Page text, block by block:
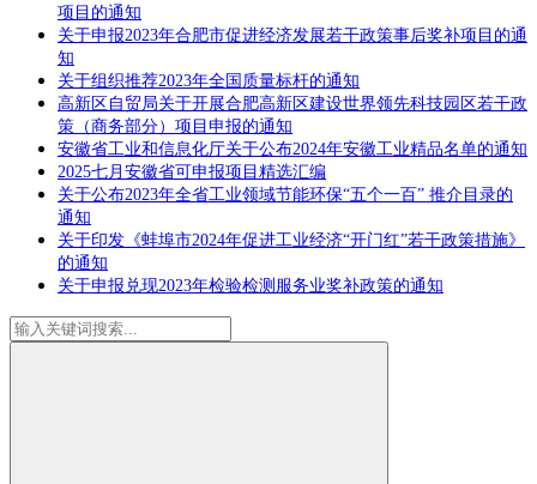
项目的通知
关于申报2023年合肥市促进经济发展若干政策事后奖补项目的通
知
关于组织推荐2023年全国质量标杆的通知
高新区自贸局关于开展合肥高新区建设世界领先科技园区若干政
策（商务部分）项目申报的通知
安徽省工业和信息化厅关于公布2024年安徽工业精品名单的通知
2025七月安徽省可申报项目精选汇编
关于公布2023年全省工业领域节能环保“五个一百” 推介目录的
通知
关于印发《蚌埠市2024年促进工业经济“开门红”若干政策措施》
的通知
关于申报兑现2023年检验检测服务业奖补政策的通知